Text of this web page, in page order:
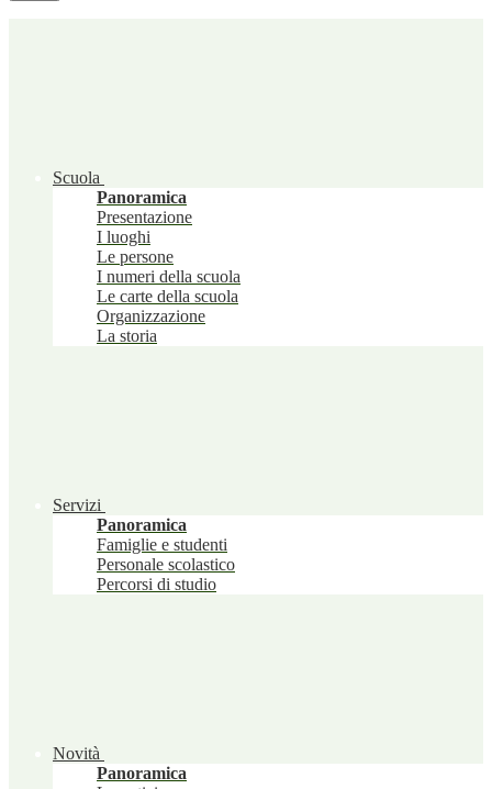
Scuola
Panoramica
Presentazione
I luoghi
Le persone
I numeri della scuola
Le carte della scuola
Organizzazione
La storia
Servizi
Panoramica
Famiglie e studenti
Personale scolastico
Percorsi di studio
Novità
Panoramica